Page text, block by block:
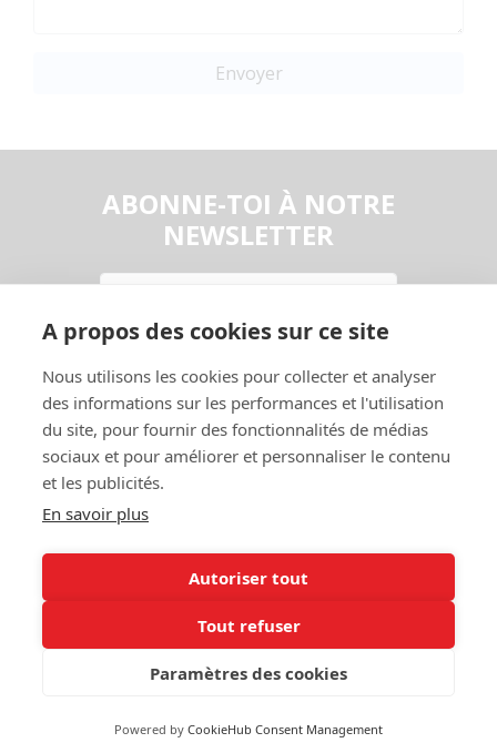
Envoyer
ABONNE-TOI À NOTRE
NEWSLETTER
En continuant, vous acceptez la
S'abonner
Politique de
confidentialité
Mon Compte
©2026 Mes Voitures - Tous droits réservés.
A propos des cookies sur ce site
Nous utilisons les cookies pour collecter et analyser
des informations sur les performances et l'utilisation
du site, pour fournir des fonctionnalités de médias
sociaux et pour améliorer et personnaliser le contenu
et les publicités.
En savoir plus
Autoriser tout
Tout refuser
Paramètres des cookies
Powered by CookieHub Consent Management